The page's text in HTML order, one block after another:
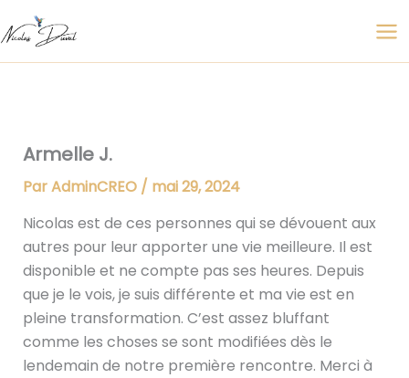
au
contenu
Armelle J.
ParAdminCREO / mai 29, 2024
Nicolas est de ces personnes qui se dévouent aux
autres pour leur apporter une vie meilleure. Il est
disponible et ne compte pas ses heures. Depuis
que je le vois, je suis différente et ma vie est en
pleine transformation. C’est assez bluffant
comme les choses se sont modifiées dès le
lendemain de notre première rencontre. Merci à